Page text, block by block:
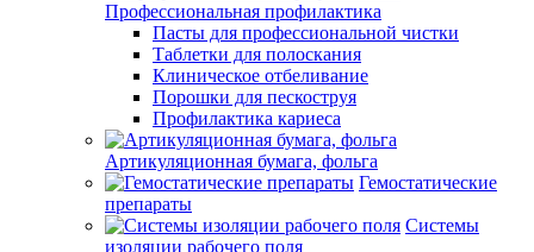
Профессиональная профилактика
Пасты для профессиональной чистки
Таблетки для полоскания
Клиническое отбеливание
Порошки для пескоструя
Профилактика кариеса
Артикуляционная бумага, фольга
Гемостатические
препараты
Системы
изоляции рабочего поля